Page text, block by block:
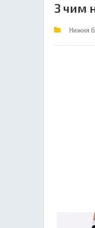
З чим
Нижня